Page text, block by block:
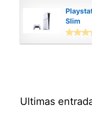
Slim
Ultimas